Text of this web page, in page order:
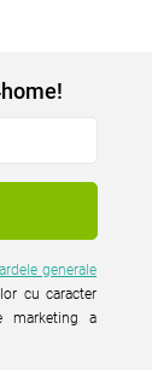
generale
marketing a